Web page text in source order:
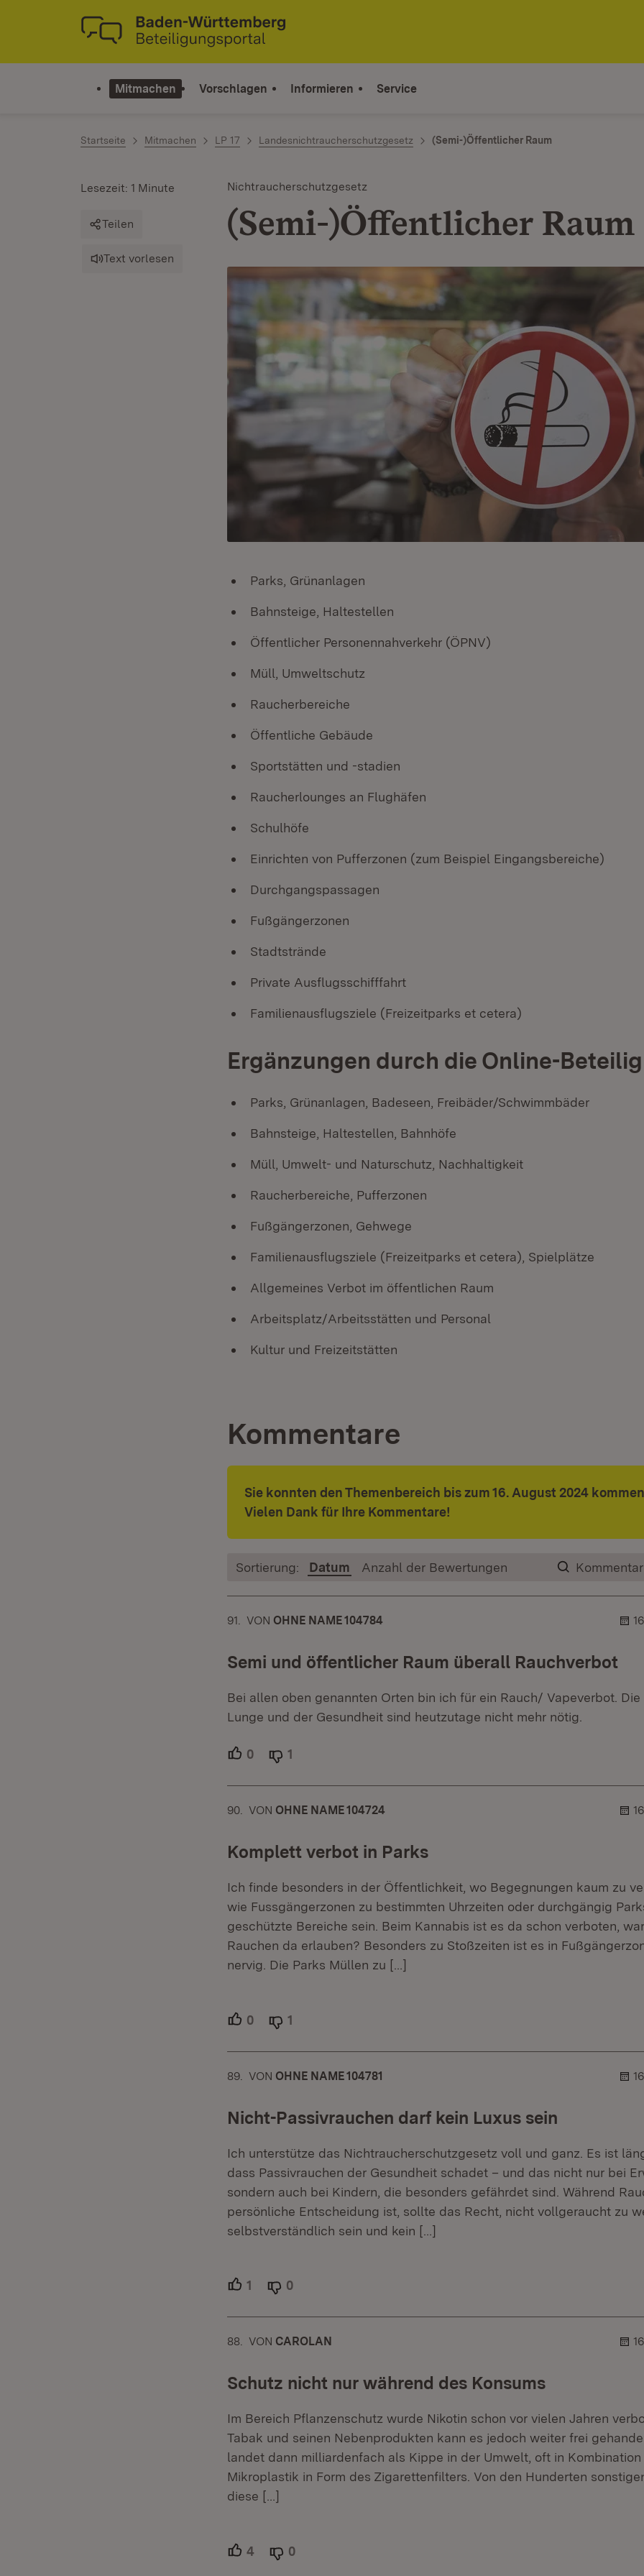
Zum Inhalt springen
Link zur Startseite
Mitmachen Vorschlagen Informieren Service
Startseite Mitmachen LP 17 Landesnichtraucherschutzgesetz (Semi-)Öffentlicher Raum
Nichtraucherschutzgesetz
(Semi-)Öffentlicher Raum
Lesezeit: 1 Minute
Teilen
Text vorlesen
Parks, Grünanlagen
Bahnsteige, Haltestellen
Öffentlicher Personennahverkehr (ÖPNV)
Müll, Umweltschutz
Raucherbereiche
Öffentliche Gebäude
Sportstätten und -stadien
Raucherlounges an Flughäfen
Schulhöfe
Einrichten von Pufferzonen (zum Beispiel Eingangsbereiche)
Durchgangspassagen
Fußgängerzonen
Stadtstrände
Private Ausflugsschifffahrt
Familienausflugsziele (Freizeitparks et cetera)
Ergänzungen durch die Online-
Parks, Grünanlagen, Badeseen, Freibäder/Schwimmbäder
Bahnsteige, Haltestellen, Bahnhöfe
Müll, Umwelt- und Naturschutz, Nachhaltigkeit
Raucherbereiche, Pufferzonen
Fußgängerzonen, Gehwege
Familienausflugsziele (Freizeitparks et cetera), Spielplätze
Allgemeines Verbot im öffentlichen Raum
Arbeitsplatz/Arbeitsstätten und Personal
Kultur und Freizeitstätten
Kommentare
Sie konnten den Themenbereich bis zum 16. August 2024
Vielen Dank für Ihre Kommentare!
Sortierung: Datum Anzahl der Bewertungen
91. KOMMENTAR
VON :OHNE NAME 104784
Semi und öffentlicher Raum überall Rauchverbot
Bei allen oben genannten Orten bin ich für ein Rauch/ Vapeverbot.
Lunge und der Gesundheit sind heutzutage nicht mehr nötig.
0 Unterstützer.
1
90. KOMMENTAR
VON :OHNE NAME 104724
Komplett verbot in Parks
Ich finde besonders in der Öffentlichkeit, wo Begegnungen kaum zu
wie Fussgängerzonen zu bestimmten Uhrzeiten oder durchgängig
geschützte Bereiche sein. Beim Kannabis ist es da schon verboten,
Rauchen da erlauben? Besonders zu Stoßzeiten ist es in
nervig. Die Parks Müllen zu […]
0 Unterstützer.
1
89. KOMMENTAR
VON :OHNE NAME 104781
Nicht-Passivrauchen darf kein Luxus sein
Ich unterstütze das Nichtraucherschutzgesetz voll und ganz. Es ist
dass Passivrauchen der Gesundheit schadet – und das nicht nur bei
sondern auch bei Kindern, die besonders gefährdet sind. Während
persönliche Entscheidung ist, sollte das Recht, nicht vollgeraucht zu
selbstverständlich sein und kein […]
1 Unterstützer.
0
88. KOMMENTAR
VON :CAROLAN
Schutz nicht nur während des Konsums
Im Bereich Pflanzenschutz wurde Nikotin schon vor vielen Jahren
Tabak und seinen Nebenprodukten kann es jedoch weiter frei
landet dann milliardenfach als Kippe in der Umwelt, oft in
Mikroplastik in Form des Zigarettenfilters. Von den Hunderten
diese […]
4 Unterstützer.
0